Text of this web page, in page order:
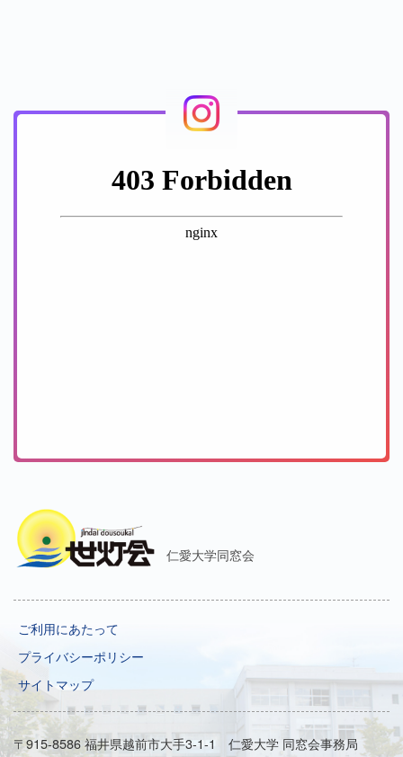
仁愛大学同窓会
ご利用にあたって
プライバシーポリシー
サイトマップ
〒915-8586 福井県越前市大手3-1-1 仁愛大学 同窓会事務局